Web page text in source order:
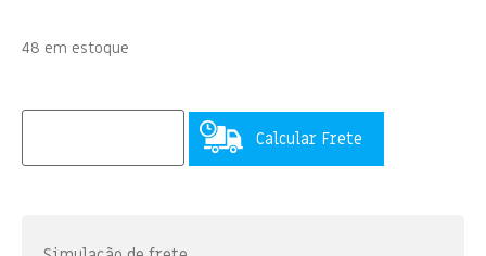
48 em estoque
Calcular Frete